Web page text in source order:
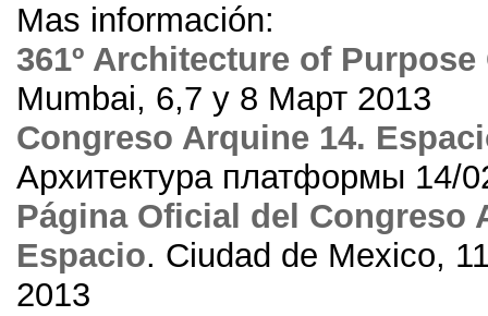
Mas información:
361º Architecture of Purpose
Mumbai, 6,7 y 8 Март 2013
Congreso Arquine 14.
Архитектура платформы 14/
Página Oficial del Congreso
Espacio. Ciudad de Mexico,
2013